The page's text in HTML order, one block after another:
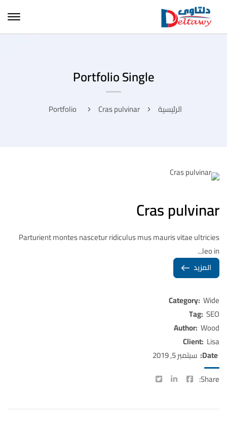
Portfolio Single
الرئيسية Portfolio Cras pulvinar
Cras pulvinar
Parturient montes nascetur ridiculus mus mauris vitae ultricies
leo in...
المزيد
Category: Wide
Tag: SEO
Author: Wood
Client: Lisa
Date: سبتمبر 5, 2019
Share: